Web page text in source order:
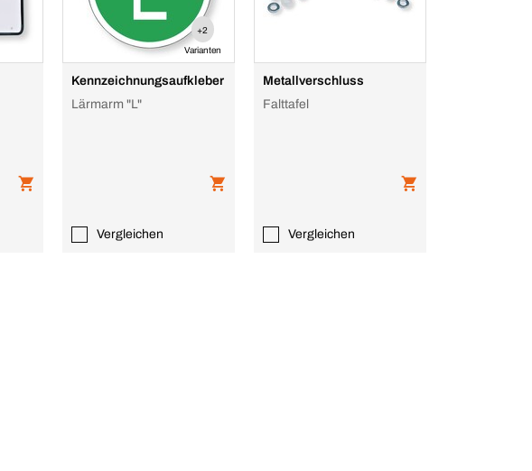
+2
Varianten
Kennzeichnungsaufkleber
Lärmarm "L"
Vergleichen
Metallverschluss
Falttafel
Vergleichen